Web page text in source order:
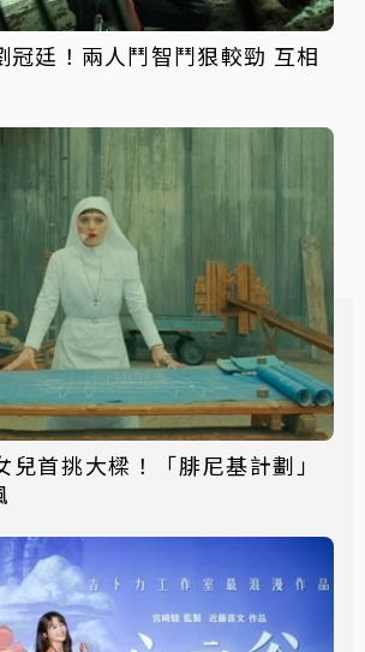
冠廷！兩人鬥智鬥狠較勁 互相
兒首挑大樑！「腓尼基計劃」